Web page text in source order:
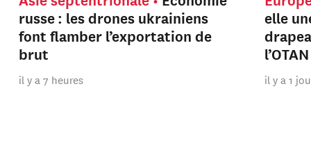
russe : les drones ukrainiens
font flamber l’exportation de
brut
il y a 7 heures
elle
il y a 1